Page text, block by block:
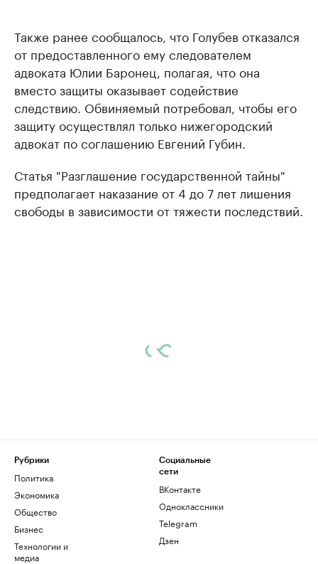
Также ранее сообщалось, что Голубев отказался
от предоставленного ему следователем
адвоката Юлии Баронец, полагая, что она
вместо защиты оказывает содействие
следствию. Обвиняемый потребовал, чтобы его
защиту осуществлял только нижегородский
адвокат по соглашению Евгений Губин.
Статья "Разглашение государственной тайны"
предполагает наказание от 4 до 7 лет лишения
свободы в зависимости от тяжести последствий.
Рубрики
Политика
Экономика
Общество
Бизнес
Технологии и
медиа
Социальные
сети
ВКонтакте
Одноклассники
Telegram
Дзен